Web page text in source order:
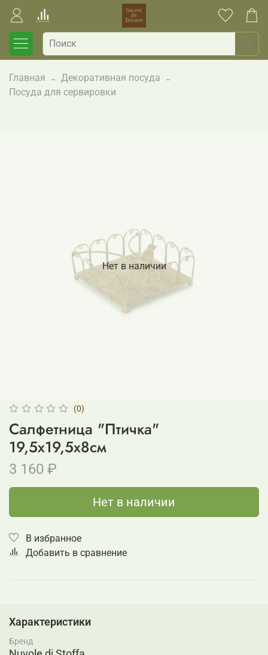
Главная
Декоративная посуда
Посуда для сервировки
Нет в наличии
(0)
Салфетница "Птичка"
19,5x19,5х8см
3 160 ₽
Нет в наличии
В избранное
Добавить в сравнение
Характеристики
Бренд